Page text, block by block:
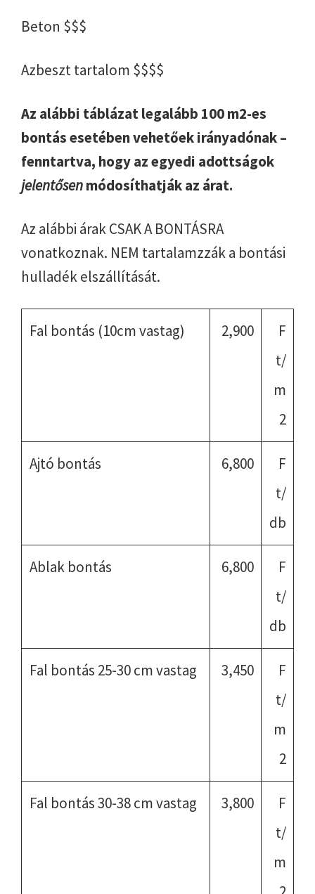
Beton $$$
Azbeszt tartalom $$$$
Az alábbi táblázat legalább 100 m2-es
bontás esetében vehetőek irányadónak –
fenntartva, hogy az egyedi adottságok
jelentősenmódosíthatják az árat.
Az alábbi árak CSAK A BONTÁSRA
vonatkoznak. NEM tartalamzzák a bontási
hulladék elszállítását.
Fal bontás (10cm vastag) 2,900
F
t/
m
2
Ajtó bontás 6,800
F
t/
db
Ablak bontás 6,800
F
t/
db
Fal bontás 25-30 cm vastag 3,450
F
t/
m
2
Fal bontás 30-38 cm vastag 3,800
F
t/
m